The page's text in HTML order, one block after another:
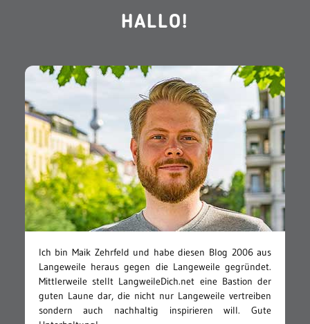
HALLO!
Ich bin Maik Zehrfeld und habe diesen Blog 2006 aus
Langeweile heraus gegen die Langeweile gegründet.
Mittlerweile stellt LangweileDich.net eine Bastion der
guten Laune dar, die nicht nur Langeweile vertreiben
sondern auch nachhaltig inspirieren will. Gute